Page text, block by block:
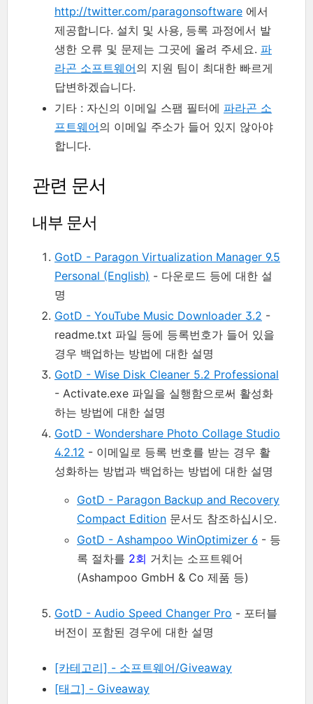
http://twitter.com/paragonsoftware 에서
제공합니다. 설치 및 사용, 등록 과정에서 발
생한 오류 및 문제는 그곳에 올려 주세요. 파
라곤 소프트웨어의 지원 팀이 최대한 빠르게
답변하겠습니다.
기타 : 자신의 이메일 스팸 필터에 파라곤 소
프트웨어의 이메일 주소가 들어 있지 않아야
합니다.
관련 문서
내부 문서
GotD - Paragon Virtualization Manager 9.5
Personal (English) - 다운로드 등에 대한 설
명
GotD - YouTube Music Downloader 3.2 -
readme.txt 파일 등에 등록번호가 들어 있을
경우 백업하는 방법에 대한 설명
GotD - Wise Disk Cleaner 5.2 Professional
- Activate.exe 파일을 실행함으로써 활성화
하는 방법에 대한 설명
GotD - Wondershare Photo Collage Studio
4.2.12 - 이메일로 등록 번호를 받는 경우 활
성화하는 방법과 백업하는 방법에 대한 설명
GotD - Paragon Backup and Recovery
Compact Edition 문서도 참조하십시오.
GotD - Ashampoo WinOptimizer 6 - 등
록 절차를 2회 거치는 소프트웨어
(Ashampoo GmbH & Co 제품 등)
GotD - Audio Speed Changer Pro - 포터블
버전이 포함된 경우에 대한 설명
[카테고리] - 소프트웨어/Giveaway
[태그] - Giveaway